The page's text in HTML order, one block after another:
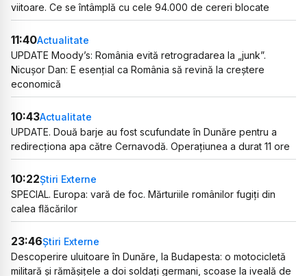
viitoare. Ce se întâmplă cu cele 94.000 de cereri blocate
11:40Actualitate
UPDATE Moody’s: România evită retrogradarea la „junk”.
Nicușor Dan: E esențial ca România să revină la creștere
economică
10:43Actualitate
UPDATE. Două barje au fost scufundate în Dunăre pentru a
redirecționa apa către Cernavodă. Operațiunea a durat 11 ore
10:22Știri Externe
SPECIAL. Europa: vară de foc. Mărturiile românilor fugiți din
calea flăcărilor
23:46Știri Externe
Descoperire uluitoare în Dunăre, la Budapesta: o motocicletă
militară și rămășițele a doi soldați germani, scoase la iveală de